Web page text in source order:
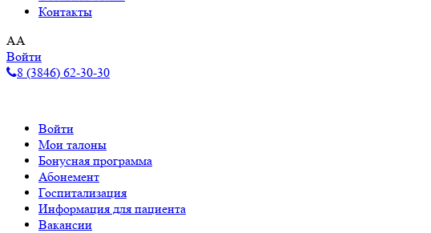
Контакты
AA
Войти
8 (3846) 62-30-30
Войти
Мои талоны
Бонусная программа
Абонемент
Госпитализация
Информация для пациента
Вакансии